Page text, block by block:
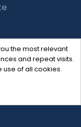
the most relevant
and repeat visits.
use of all cookies.